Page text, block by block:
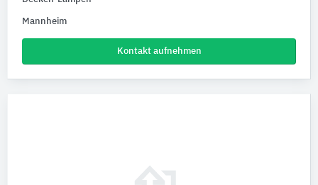
Mannheim
Kontakt aufnehmen